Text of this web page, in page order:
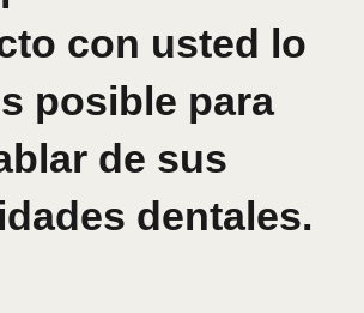
con usted lo
posible para
de sus
dentales.